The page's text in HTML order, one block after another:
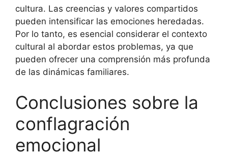
cultura. Las creencias y valores compartidos
pueden intensificar las emociones heredadas.
Por lo tanto, es esencial considerar el contexto
cultural al abordar estos problemas, ya que
pueden ofrecer una comprensión más profunda
de las dinámicas familiares.
Conclusiones sobre la
conflagración
emocional